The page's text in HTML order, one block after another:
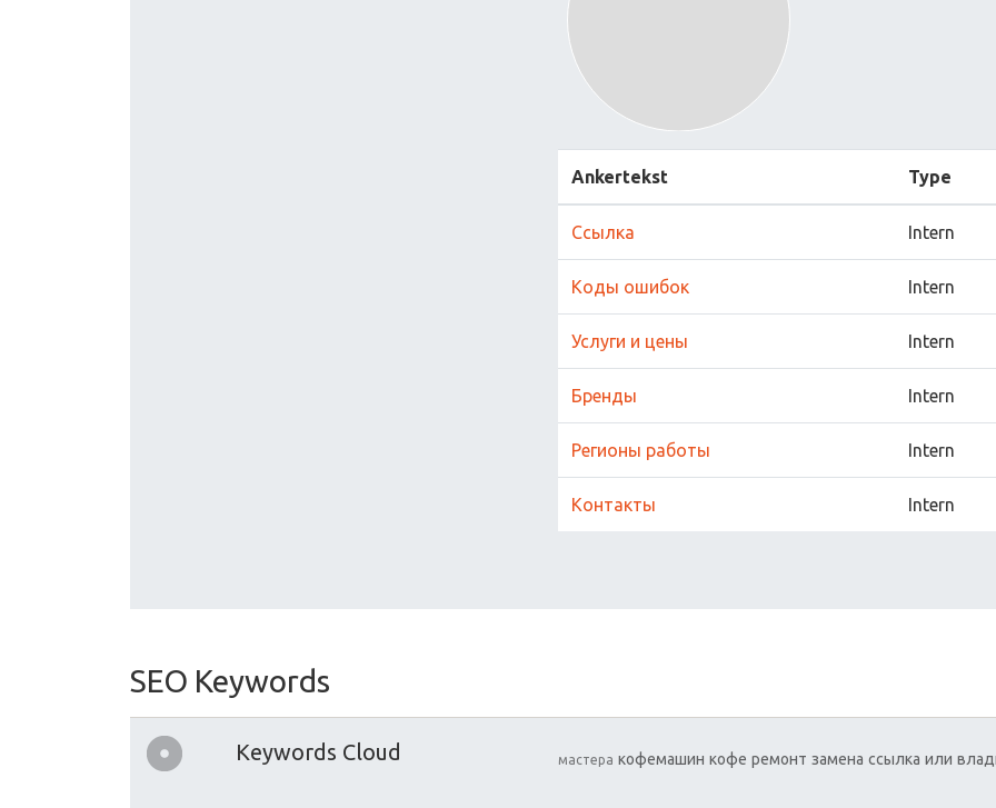
Ankertekst Type
Ссылка Intern
Коды ошибок Intern
Услуги и цены Intern
Бренды Intern
Регионы работы Intern
Контакты Intern
SEO Keywords
Keywords Cloud мастера кофемашин кофе ремонт замена ссылка или